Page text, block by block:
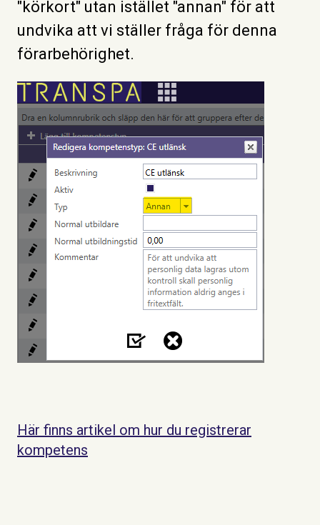
"körkort" utan istället "annan" för att
undvika att vi ställer fråga för denna
förarbehörighet.
Här finns artikel om hur du registrerar
kompetens